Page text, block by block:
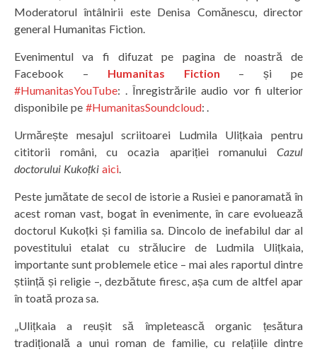
Moderatorul întâlnirii este Denisa Comănescu, director
general Humanitas Fiction.
Evenimentul va fi difuzat pe pagina de noastră de
Facebook – Humanitas Fiction – și pe
#HumanitasYouTube: . Înregistrările audio vor fi ulterior
disponibile pe #HumanitasSoundcloud: .
Urmărește mesajul scriitoarei Ludmila Ulițkaia pentru
cititorii români, cu ocazia apariției romanului Cazul
doctorului Kukoțki aici.
Peste jumătate de secol de istorie a Rusiei e panoramată în
acest roman vast, bogat în evenimente, în care evoluează
doctorul Kukoțki și familia sa. Dincolo de inefabilul dar al
povestitului etalat cu strălucire de Ludmila Ulițkaia,
importante sunt problemele etice – mai ales raportul dintre
știință și religie –, dezbătute firesc, așa cum de altfel apar
în toată proza sa.
„Ulițkaia a reușit să împletească organic țesătura
tradițională a unui roman de familie, cu relațiile dintre